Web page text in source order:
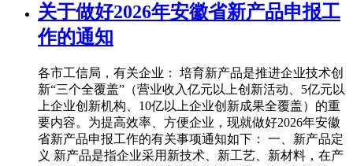
关于做好2026年安徽省新产品申报工
作的通知
各市工信局，有关企业： 培育新产品是推进企业技术创
新“三个全覆盖”（营业收入亿元以上创新活动、5亿元以
上企业创新机构、10亿以上企业创新成果全覆盖）的重
要内容。为提高效率、方便企业，现就做好2026年安徽
省新产品申报工作的有关事项通知如下： 一、新产品定
义 新产品是指企业采用新技术、新工艺、新材料，在产